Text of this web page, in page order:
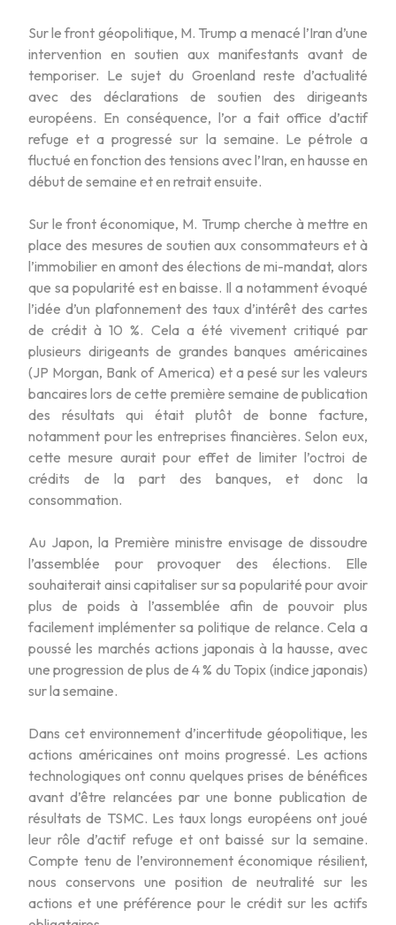
Sur le front géopolitique, M. Trump a menacé l’Iran d’une
intervention en soutien aux manifestants avant de
temporiser. Le sujet du Groenland reste d’actualité
avec des déclarations de soutien des dirigeants
européens. En conséquence, l’or a fait office d’actif
refuge et a progressé sur la semaine. Le pétrole a
fluctué en fonction des tensions avec l’Iran, en hausse en
début de semaine et en retrait ensuite.
Sur le front économique, M. Trump cherche à mettre en
place des mesures de soutien aux consommateurs et à
l’immobilier en amont des élections de mi-mandat, alors
que sa popularité est en baisse. Il a notamment évoqué
l’idée d’un plafonnement des taux d’intérêt des cartes
de crédit à 10 %. Cela a été vivement critiqué par
plusieurs dirigeants de grandes banques américaines
(JP Morgan, Bank of America) et a pesé sur les valeurs
bancaires lors de cette première semaine de publication
des résultats qui était plutôt de bonne facture,
notamment pour les entreprises financières. Selon eux,
cette mesure aurait pour effet de limiter l’octroi de
crédits de la part des banques, et donc la
consommation.
Au Japon, la Première ministre envisage de dissoudre
l’assemblée pour provoquer des élections. Elle
souhaiterait ainsi capitaliser sur sa popularité pour avoir
plus de poids à l’assemblée afin de pouvoir plus
facilement implémenter sa politique de relance. Cela a
poussé les marchés actions japonais à la hausse, avec
une progression de plus de 4 % du Topix (indice japonais)
sur la semaine.
Dans cet environnement d’incertitude géopolitique, les
actions américaines ont moins progressé. Les actions
technologiques ont connu quelques prises de bénéfices
avant d’être relancées par une bonne publication de
résultats de TSMC. Les taux longs européens ont joué
leur rôle d’actif refuge et ont baissé sur la semaine.
Compte tenu de l’environnement économique résilient,
nous conservons une position de neutralité sur les
actions et une préférence pour le crédit sur les actifs